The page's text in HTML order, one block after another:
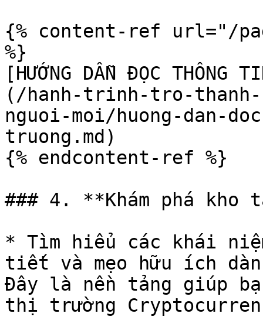
{% content-ref url="/
%}
[HƯỚNG DẪN ĐỌC THÔNG
(/hanh-trinh-tro-thanh-
nguoi-moi/huong-dan-
truong.md)
{% endcontent-ref %}
### 4. **Khám phá
* Tìm hiểu các khái
tiết và mẹo hữu ích
Đây là nền tảng giúp
thị trường